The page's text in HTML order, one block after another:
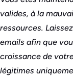
valides, à la
ressources.
emails afin que
croissance de
légitimes